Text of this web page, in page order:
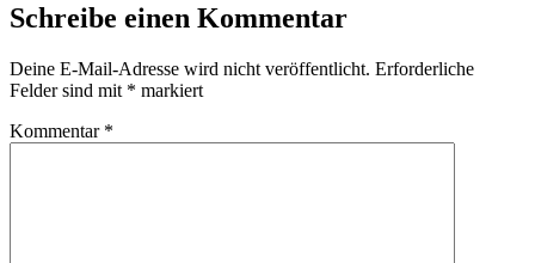
Schreibe einen Kommentar
Deine E-Mail-Adresse wird nicht veröffentlicht. Erforderliche
Felder sind mit * markiert
Kommentar *